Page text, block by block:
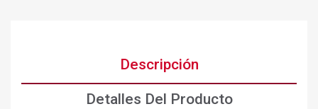
Descripción
Detalles Del Producto